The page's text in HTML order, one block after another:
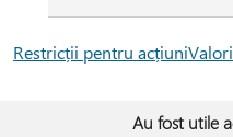
Restricții pentru acțiuni
Au fost utile